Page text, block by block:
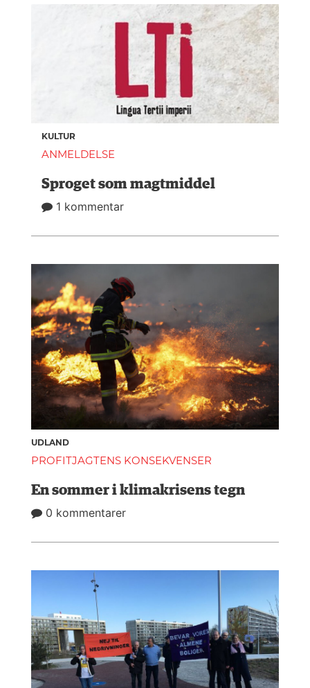
KULTUR
ANMELDELSE
Sproget som magtmiddel
1 kommentar
UDLAND
PROFITJAGTENS KONSEKVENSER
En sommer i klimakrisens tegn
0 kommentarer